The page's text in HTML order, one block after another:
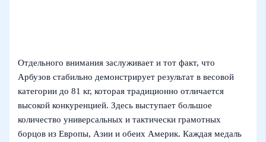
Отдельного внимания заслуживает и тот факт, что
Арбузов стабильно демонстрирует результат в весовой
категории до 81 кг, которая традиционно отличается
высокой конкуренцией. Здесь выступает большое
количество универсальных и тактически грамотных
борцов из Европы, Азии и обеих Америк. Каждая медаль